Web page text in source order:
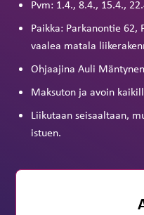
Pvm: 1.4., 8.4., 15.4.,
Paikka: Parkanontie 62,
vaalea matala
Ohjaajina Auli
Maksuton ja avoin
Liikutaan seisaaltaan,
istuen.